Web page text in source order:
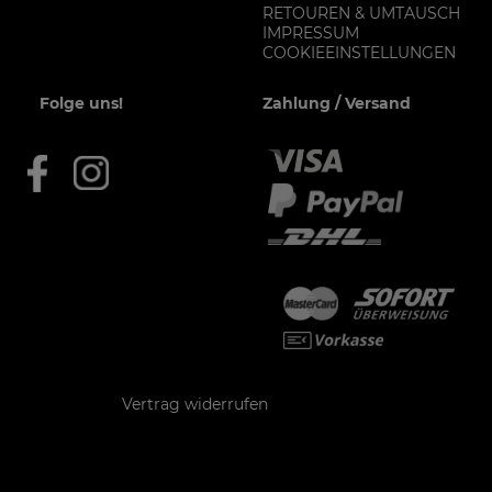
RETOUREN & UMTAUSCH
IMPRESSUM
COOKIEEINSTELLUNGEN
Folge uns! Zahlung / Versand
Vertrag widerrufen